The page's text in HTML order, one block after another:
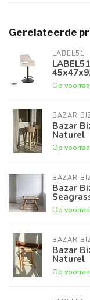
Gerelateerde
LABEL51
Op
BAZAR
Bazar
Naturel
Op
BAZAR
Bazar
Op
BAZAR
Bazar
Naturel
Op